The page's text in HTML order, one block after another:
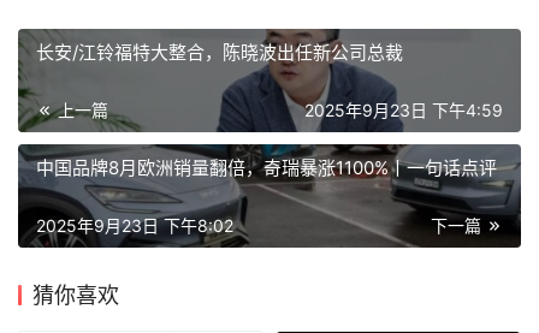
长安/江铃福特大整合，陈晓波出任新公司总裁
上一篇 2025年9月23日 下午4:59
中国品牌8月欧洲销量翻倍，奇瑞暴涨1100%丨一句话点评
下一篇
2025年9月23日 下午8:02
猜你喜欢